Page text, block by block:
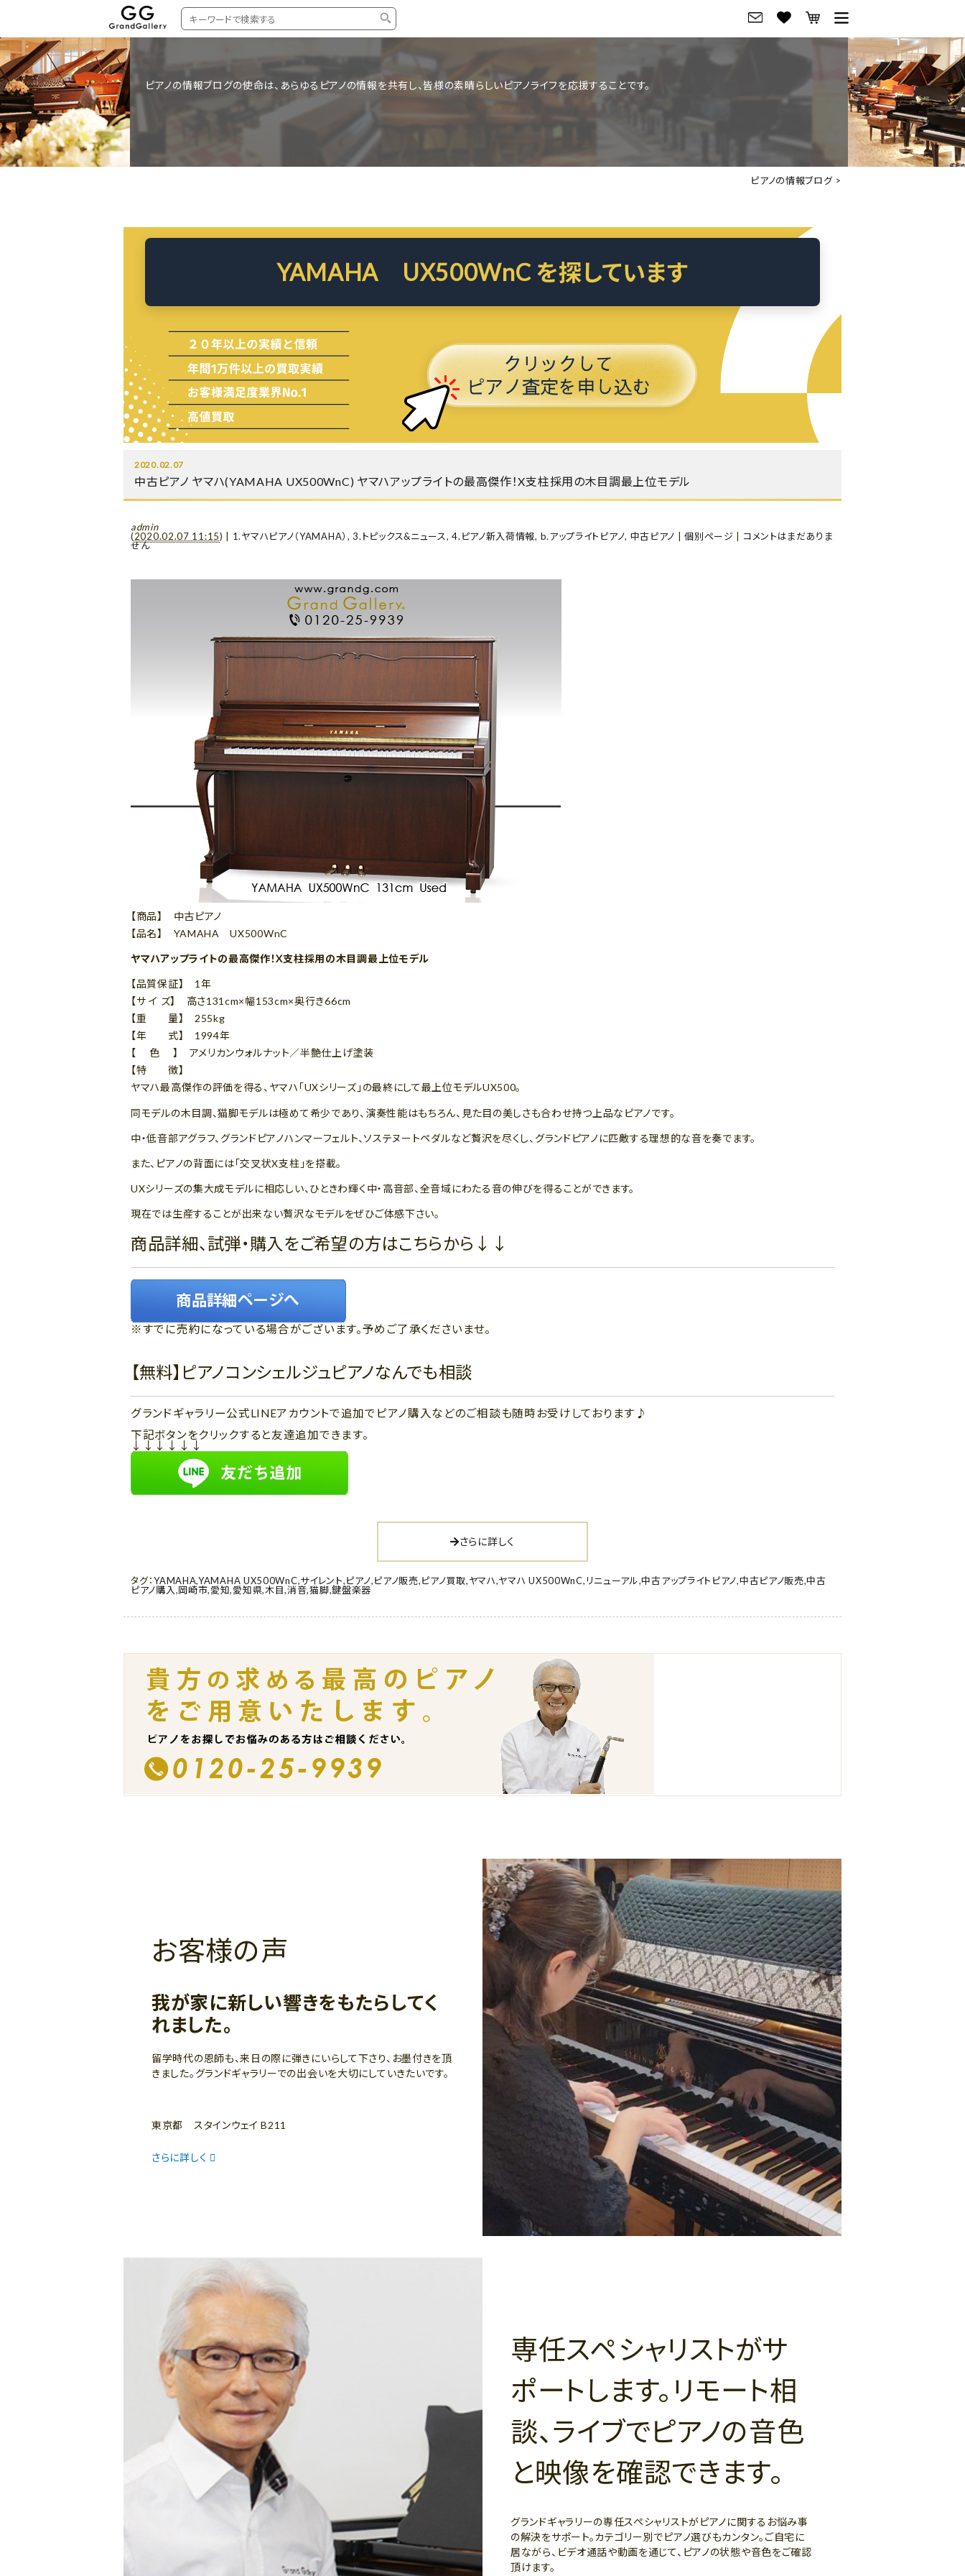
タイプ
中古グランドピアノ
中古アップライトピアノ
新品ピアノ
コンサートグランドピアノ
YAMAHA
KAWAI
STEINWAY&SONS
BOSTON
DIAPASON
スタッフレビュー
ご来店・試弾予約
ご来店・ご試弾予約
会社概要
採用情報
ピアノ買取ページ
よくある質問-買取
ピアノの情報ブログの使命は、あらゆるピアノの情報を共有し、皆様の素晴らしいピアノライフを応援することです。
ピアノの情報ブログ>
YAMAHA UX500WnC を探しています
2020.02.07
中古ピアノ ヤマハ(YAMAHA UX500WnC) ヤマハアップライトの最高傑作！X支柱採用の木目調最上位モデル
admin
(2020.02.07 11:15) 1.ヤマハピアノ（YAMAHA） ,3.トピックス&ニュース,4.ピアノ新入荷情報, b.アップライトピアノ, 中古ピアノ |個別ページ
コメントはまだありま
せん
【商品】 中古ピアノ
【品名】 YAMAHA UX500WnC
ヤマハアップライトの最高傑作！X支柱採用の木目調最上位モデル
【品質保証】 1年
【サ イ ズ】 高さ131cm×幅153cm×奥行き66cm
【重 量】 255kg
【年 式】 1994年
【 色 】 アメリカンウォルナット／半艶仕上げ塗装
【特 徴】
ヤマハ最高傑作の評価を得る、ヤマハ「UXシリーズ」の最終にして最上位モデルUX500。
同モデルの木目調、猫脚モデルは極めて希少であり、演奏性能はもちろん、見た目の美しさも合わせ持つ上品なピアノです。
中・低音部アグラフ、グランドピアノハンマーフェルト、ソステヌートペダルなど贅沢を尽くし、グランドピアノに匹敵する理想的な音を奏でます。
また、ピアノの背面には「交叉状X支柱」を搭載。
UXシリーズの集大成モデルに相応しい、ひときわ輝く中・高音部、全音域にわたる音の伸びを得ることができます。
現在では生産することが出来ない贅沢なモデルをぜひご体感下さい。
商品詳細、試弾・購入をご希望の方はこちらから↓↓
※すでに売約になっている場合がございます。予めご了承くださいませ。
【無料】ピアノコンシェルジュピアノなんでも相談
グランドギャラリー公式LINEアカウントで追加でピアノ購入などのご相談も随時お受けしております♪
下記ボタンをクリックすると友達追加できます。
↓↓↓↓↓↓
さらに詳しく
タグ：YAMAHA,YAMAHA UX500WnC,サイレント,ピアノ,ピアノ販売,ピアノ買取,ヤマハ,ヤマハ UX500WnC, リニューアル,中古アップライトピアノ,中古ピアノ販売,中古
ピアノ購入,岡崎市,愛知,愛知県,木目,消音,猫脚,鍵盤楽器
お客様の声
我が家に新しい響きをもたらしてく
れました。
留学時代の恩師も、来日の際に弾きにいらして下さり、お墨付きを頂
きました。グランドギャラリーでの出会いを大切にしていきたいです。
東京都 スタインウェイ B211
さらに詳しく
専任スペシャリストがサ
ポートします。リモート相
談、ライブでピアノの音色
と映像を確認できます。
グランドギャラリーの専任スペシャリストがピアノに関するお悩み事
の解決をサポート。カテゴリー別でピアノ選びもカンタン。ご自宅に
居ながら、ビデオ通話や動画を通じて、ピアノの状態や音色をご確認
頂けます。